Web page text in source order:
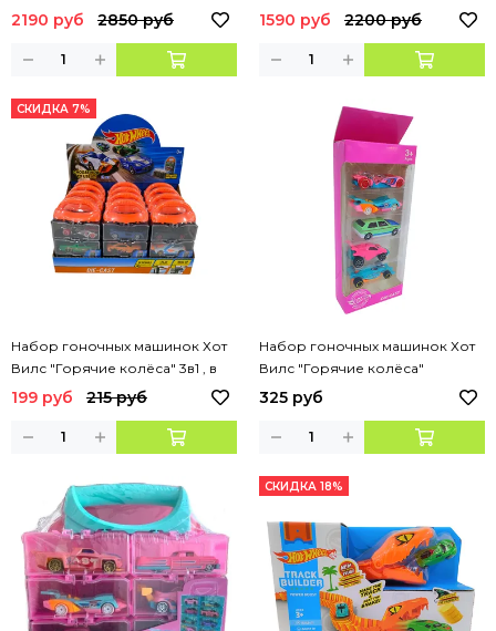
лифтом
2190 руб 2850 руб 1590 руб 2200 руб
СКИДКА 7%
Набор гоночных машинок Хот
Вилс "Горячие колёса" 3в1 , в
чемоданчике
199 руб 215 руб
Набор гоночных машинок Хот
Вилс "Горячие колёса"
розовые 5в1
325 руб
СКИДКА 18%